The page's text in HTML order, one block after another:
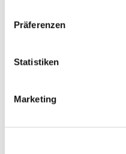
Präferenzen
Statistiken
Marketing